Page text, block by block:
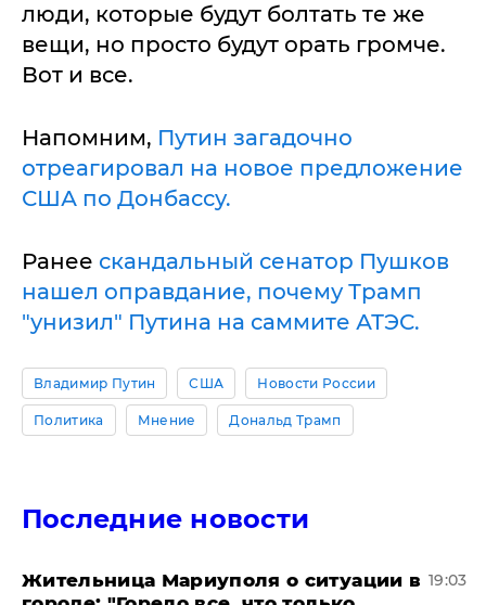
люди, которые будут болтать те же
вещи, но просто будут орать громче.
Вот и все.
Напомним, Путин загадочно
отреагировал на новое предложение
США по Донбассу.
Ранее скандальный сенатор Пушков
нашел оправдание, почему Трамп
"унизил" Путина на саммите АТЭС.
Владимир Путин США Новости России
Политика Мнение Дональд Трамп
Последние новости
Жительница Мариуполя о ситуации в 19:03